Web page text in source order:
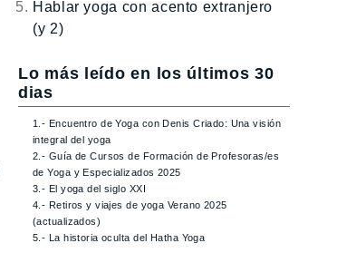
Hablar yoga con acento extranjero
(y 2)
Lo más leído en los últimos 30
dias
1.- Encuentro de Yoga con Denis Criado: Una visión
integral del yoga
2.- Guía de Cursos de Formación de Profesoras/es
de Yoga y Especializados 2025
3.- El yoga del siglo XXI
4.- Retiros y viajes de yoga Verano 2025
(actualizados)
5.- La historia oculta del Hatha Yoga